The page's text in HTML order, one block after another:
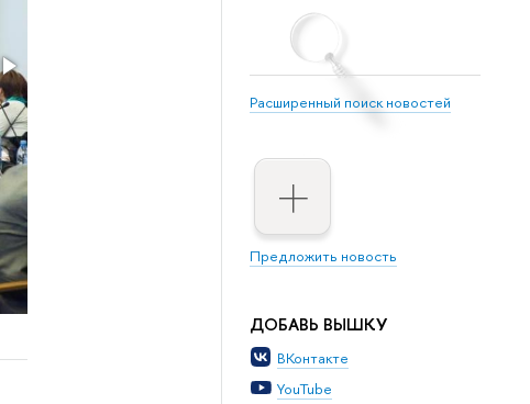
Расширенный поиск новостей
Предложить новость
ДОБАВЬ ВЫШКУ
ВКонтакте
YouTube